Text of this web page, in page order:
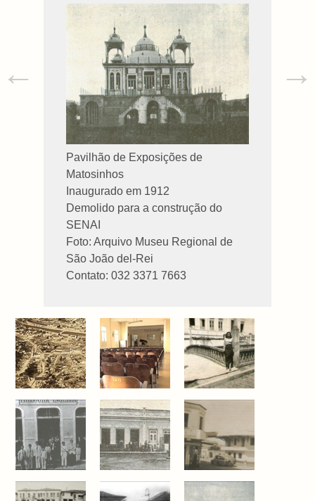
Pavilhão de Exposições de
Matosinhos
Inaugurado em 1912
Demolido para a construção do
SENAI
Foto: Arquivo Museu Regional de
São João del-Rei
Contato: 032 3371 7663
← →